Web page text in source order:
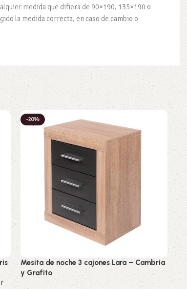
medida que difiera de 90×190, 135×190 o
la medida correcta, en caso de cambio o
-20%
Mesita de noche 3 cajones Lara – Cambria
y Grafito